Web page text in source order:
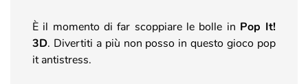
È il momento di far scoppiare le bolle in Pop It!
3D. Divertiti a più non posso in questo gioco pop
it antistress.